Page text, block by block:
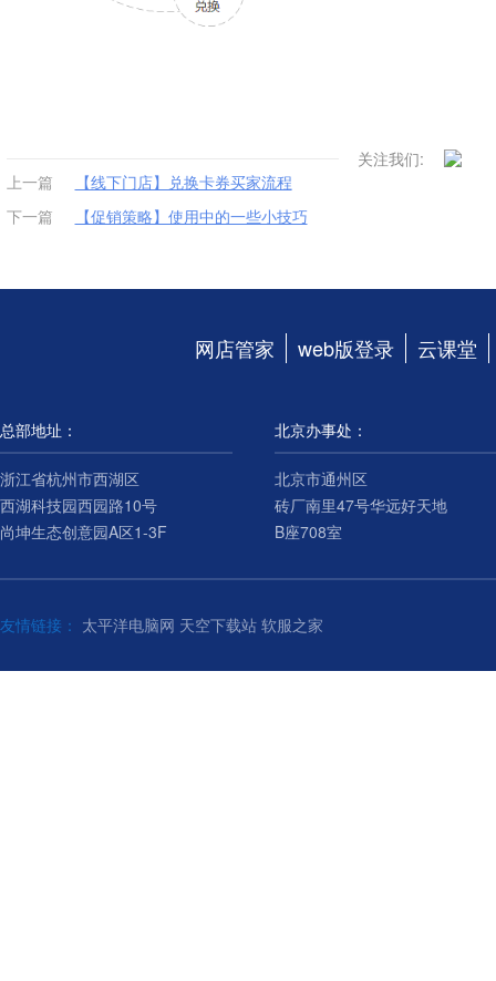
关注我们:
上一篇
【线下门店】兑换卡券买家流程
下一篇
【促销策略】使用中的一些小技巧
网店管家 web版登录 云课堂
总部地址：
浙江省杭州市西湖区
西湖科技园西园路10号
尚坤生态创意园A区1-3F
北京办事处：
北京市通州区
砖厂南里47号华远好天地
B座708室
友情链接： 太平洋电脑网 天空下载站 软服之家